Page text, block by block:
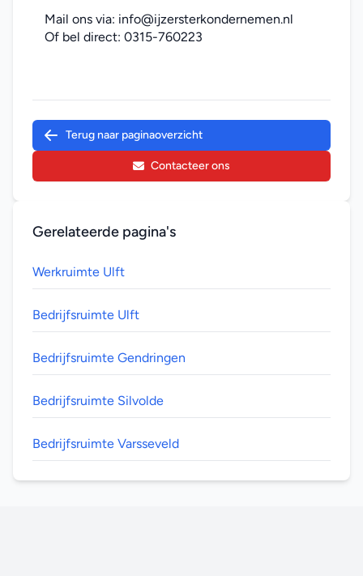
Mail ons via: info@ijzersterkondernemen.nl
Of bel direct: 0315-760223
Terug naar paginaoverzicht
Contacteer ons
Gerelateerde pagina's
Werkruimte Ulft
Bedrijfsruimte Ulft
Bedrijfsruimte Gendringen
Bedrijfsruimte Silvolde
Bedrijfsruimte Varsseveld